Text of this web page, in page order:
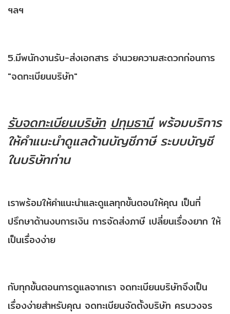
ฯลฯ
5.มีพนักงานรับ-ส่งเอกสาร อำนวยความสะดวกก่อนการ
"จดทะเบียนบริษัท"
รับจดทะเบียนบริษัท ปทุมธานีพร้อมบริการ
ให้คำแนะนำดูแลด้านบัญชีภาษี ระบบบัญชี
ในบริษัทท่าน
เราพร้อมให้คำแนะนำและดูแลทุกขั้นตอนให้คุณ เป็นที่
ปรึกษาด้านงบการเงิน การจัดส่งภาษี เปลี่ยนเรื่องยาก ให้
เป็นเรื่องง่าย
กับทุกขั้นตอนการดูแลจากเรา จดทะเบียนบริษัทจึงเป็น
เรื่องง่ายสำหรับคุณ จดทะเบียนจัดตั้งบริษัท ครบวงจร